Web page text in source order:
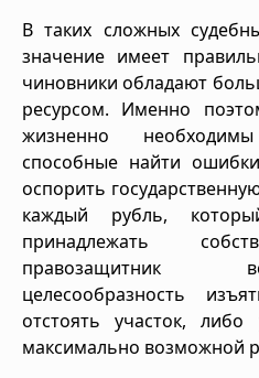
В таких сложных
значение имеет
чиновники обладают
ресурсом. Именно
жизненно
способные найти
оспорить
каждый рубль,
принадлежать
правозащитник
целесообразность
отстоять участок,
максимально возможной